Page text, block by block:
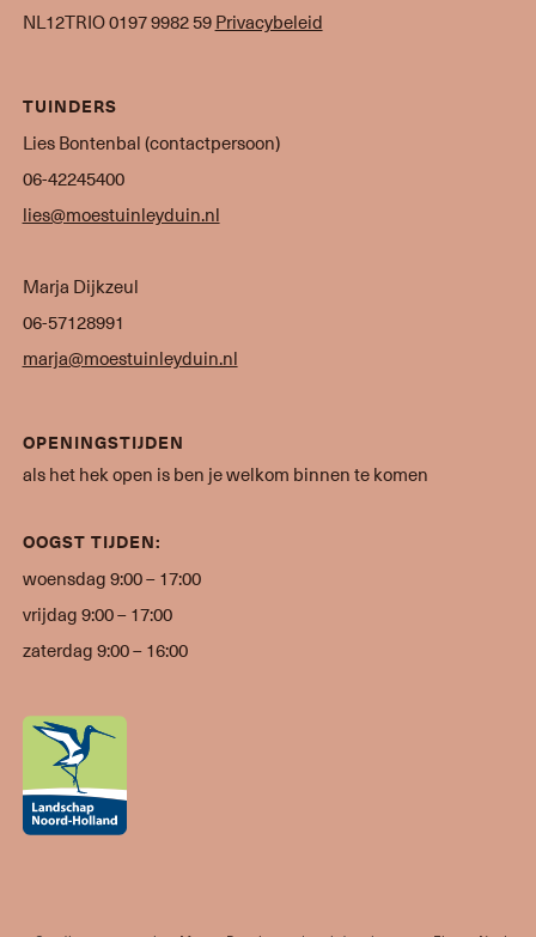
NL12TRIO 0197 9982 59Privacybeleid
TUINDERS
Lies Bontenbal (contactpersoon)
06-42245400
lies@moestuinleyduin.nl
Marja Dijkzeul
06-57128991
marja@moestuinleyduin.nl
OPENINGSTIJDEN
als het hek open is ben je welkom binnen te komen
OOGST TIJDEN:
woensdag 9:00 – 17:00
vrijdag 9:00 – 17:00
zaterdag 9:00 – 16:00